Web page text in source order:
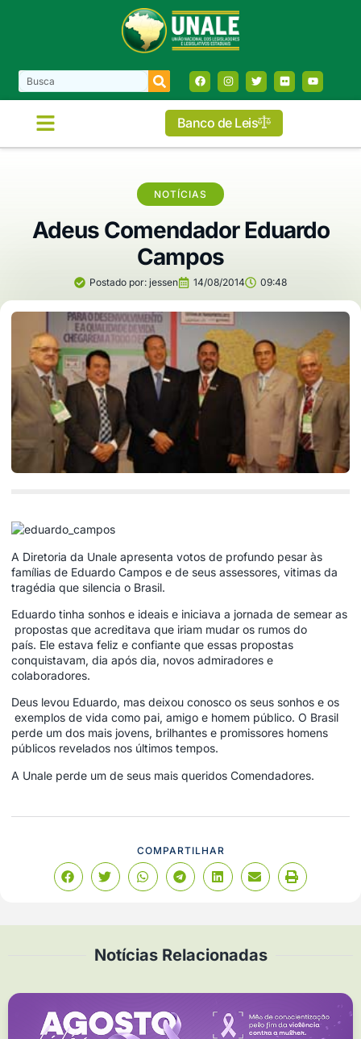
Banco de Leis
NOTÍCIAS
Adeus Comendador Eduardo
Campos
Postado por: jessen 14/08/2014 09:48
A Diretoria da Unale apresenta votos de profundo pesar às
famílias de Eduardo Campos e de seus assessores, vitimas da
tragédia que silencia o Brasil.
Eduardo tinha sonhos e ideais e iniciava a jornada de semear as
propostas que acreditava que iriam mudar os rumos do
país. Ele estava feliz e confiante que essas propostas
conquistavam, dia após dia, novos admiradores e
colaboradores.
Deus levou Eduardo, mas deixou conosco os seus sonhos e os
exemplos de vida como pai, amigo e homem público. O Brasil
perde um dos mais jovens, brilhantes e promissores homens
públicos revelados nos últimos tempos.
A Unale perde um de seus mais queridos Comendadores.
COMPARTILHAR
Notícias Relacionadas